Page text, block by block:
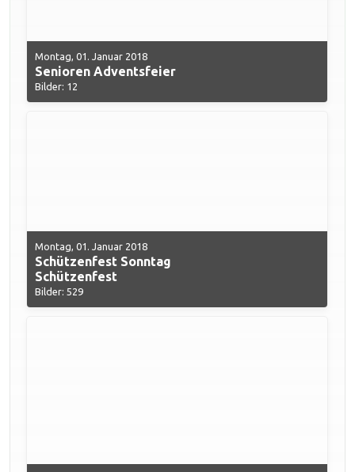
Montag, 01. Januar 2018
Senioren Adventsfeier
Bilder: 12
Montag, 01. Januar 2018
Schützenfest Sonntag
Schützenfest
Bilder: 529